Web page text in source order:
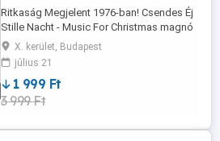
Ritkaság Megjelent 1976-ban! Csendes Éj
Stille Nacht - Music For Christmas magnó
kazetta
X. kerület, Budapest
július 21
1 999 Ft
3 999 Ft